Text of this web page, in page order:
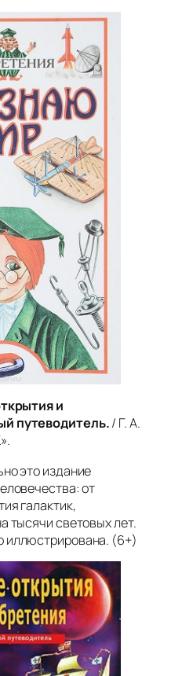
и
путеводитель./ Г. А.
это издание
от
галактик,
тысячи световых лет.
иллюстрирована. (6+)